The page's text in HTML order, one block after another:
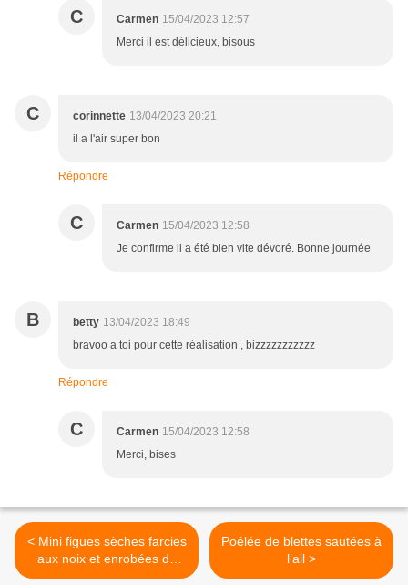
C Carmen 15/04/2023 12:57
Merci il est délicieux, bisous
C corinnette 13/04/2023 20:21
il a l'air super bon
Répondre
C Carmen 15/04/2023 12:58
Je confirme il a été bien vite dévoré. Bonne journée
B betty 13/04/2023 18:49
bravoo a toi pour cette réalisation , bizzzzzzzzzzz
Répondre
C Carmen 15/04/2023 12:58
Merci, bises
< Mini figues sèches farcies
aux noix et enrobées de
chocolat
Poêlée de blettes sautées à
l’ail >